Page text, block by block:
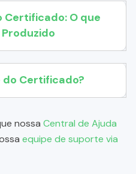
Certificado: O que
do Certificado?
nossa Central de Ajuda
equipe de suporte via